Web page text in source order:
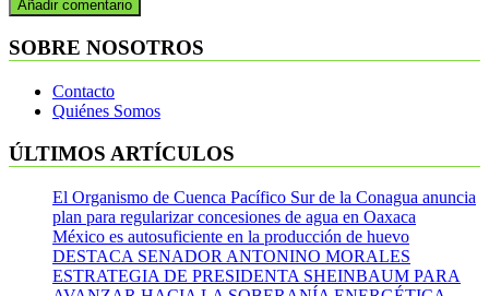
SOBRE NOSOTROS
Contacto
Quiénes Somos
ÚLTIMOS ARTÍCULOS
El Organismo de Cuenca Pacífico Sur de la Conagua anuncia
plan para regularizar concesiones de agua en Oaxaca
México es autosuficiente en la producción de huevo
DESTACA SENADOR ANTONINO MORALES
ESTRATEGIA DE PRESIDENTA SHEINBAUM PARA